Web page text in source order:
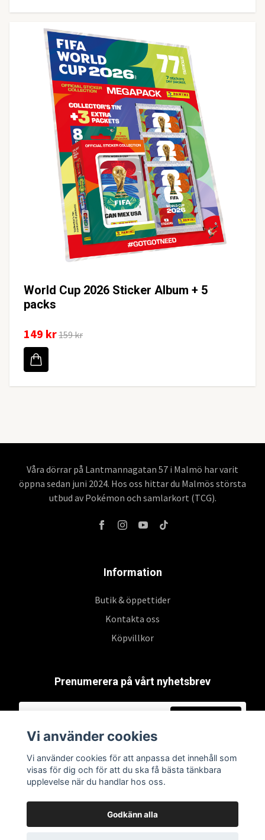
World Cup 2026 Sticker Album + 5
packs
149 kr159 kr
Våra dörrar på Lantmannagatan 57 i Malmö har varit
öppna sedan juni 2024. Hos oss hittar du Malmös största
utbud av Pokémon och samlarkort (TCG).
Information
Butik & öppettider
Kontakta oss
Köpvillkor
Prenumerera på vårt nyhetsbrev
Vi använder cookies
Vi använder cookies för att anpassa det innehåll som
visas för dig och för att du ska få bästa tänkbara
upplevelse när du handlar hos oss.
Godkänn alla